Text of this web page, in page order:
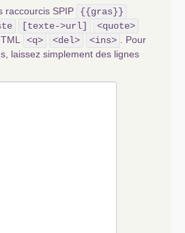
raccourcis SPIP
{{gras}}
[texte->url]
<quote>
<q> <del> <ins>
. Pour
laissez simplement des lignes